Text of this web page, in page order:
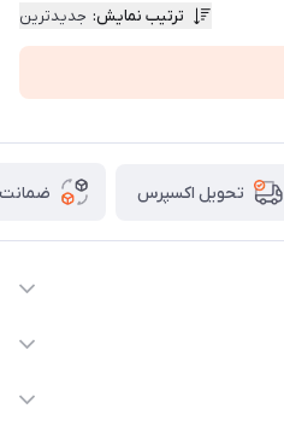
ترتیب نمایش: جدیدترین
تحویل اکسپرس ضمانت